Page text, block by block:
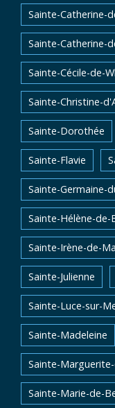
Sainte-Catherine-
Sainte-Catherine-
Sainte-Cécile-de-
Sainte-Christine-
Sainte-Dorothée
Sainte-Flavie
Sainte-Germaine-
Sainte-Hélène-de-
Sainte-Irène-de-
Sainte-Julienne
Sainte-Luce-sur-
Sainte-Madeleine
Sainte-
Sainte-Marie-de-